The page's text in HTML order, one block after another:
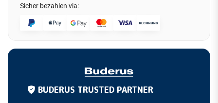
Sicher bezahlen via:
BUDERUS TRUSTED PARTNER